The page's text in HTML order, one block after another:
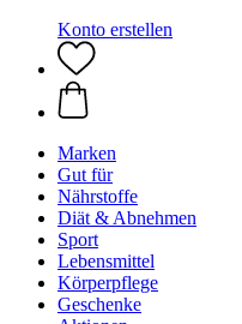
Konto erstellen
Marken
Gut für
Nährstoffe
Diät & Abnehmen
Sport
Lebensmittel
Körperpflege
Geschenke